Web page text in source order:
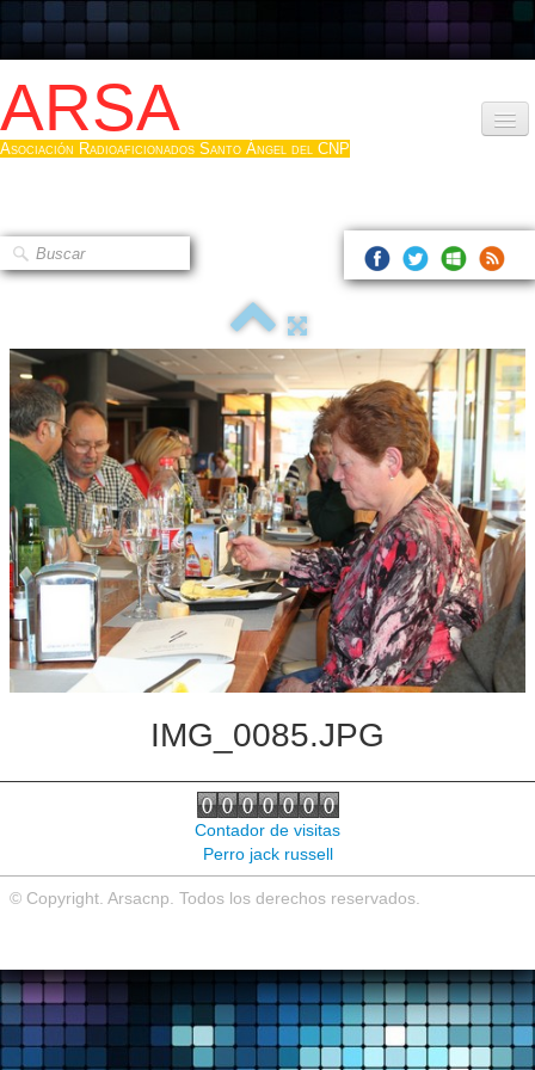
ARSA
Asociación Radioaficionados Santo Ángel del CNP
Que es la ARSA
Hacerse socio
Log diploma en Pdf
Fotos▼
Sistemas Digitales
Noticias de interés
Contacto
IMG_0085.JPG
Contador de visitas
Perro jack russell
© Copyright. Arsacnp. Todos los derechos reservados.